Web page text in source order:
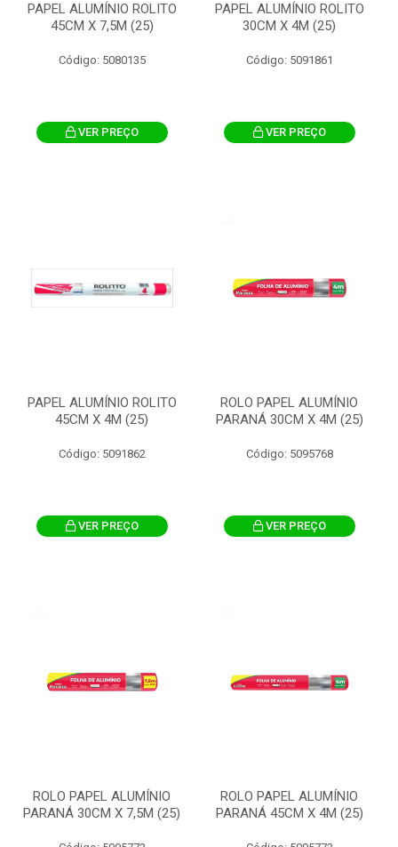
PAPEL ALUMÍNIO ROLITO
45CM X 7,5M (25)
Código: 5080135
VER PREÇO
PAPEL ALUMÍNIO ROLITO
30CM X 4M (25)
Código: 5091861
VER PREÇO
PAPEL ALUMÍNIO ROLITO
45CM X 4M (25)
Código: 5091862
VER PREÇO
ROLO PAPEL ALUMÍNIO
PARANÁ 30CM X 4M (25)
Código: 5095768
VER PREÇO
ROLO PAPEL ALUMÍNIO
PARANÁ 30CM X 7,5M (25)
ROLO PAPEL ALUMÍNIO
PARANÁ 45CM X 4M (25)